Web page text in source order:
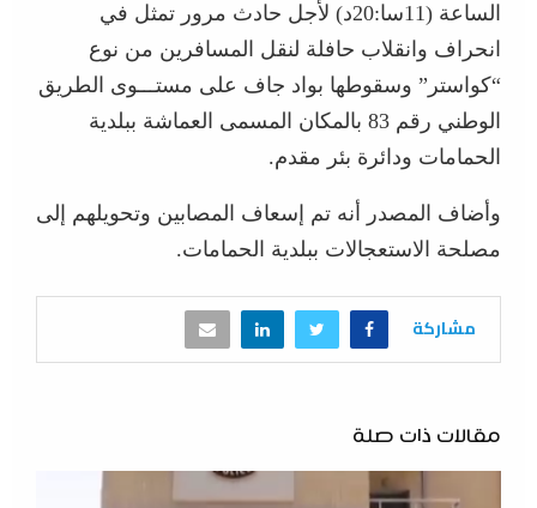
الساعة (11سا:20د) لأجل حادث مرور تمثل في
انحراف وانقلاب حافلة لنقل المسافرين من نوع
“كواستر” وسقوطها بواد جاف على مستـــوى الطريق
الوطني رقم 83 بالمكان المسمى العماشة ببلدية
الحمامات ودائرة بئر مقدم.
وأضاف المصدر أنه تم إسعاف المصابين وتحويلهم إلى
مصلحة الاستعجالات ببلدية الحمامات.
مشاركة
مقالات ذات صلة